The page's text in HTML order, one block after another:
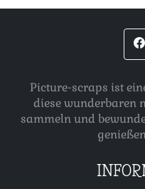
Picture-scraps ist
diese wunderbaren
sammeln und